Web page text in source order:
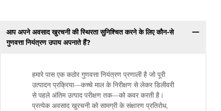
आप अपने अवसाद खुरचनी की स्थिरता सुनिश्चित करने के लिए कौन-से
गुणवत्ता नियंत्रण उपाय अपनाते हैं?
हमारे पास एक कठोर गुणवत्ता नियंत्रण प्रणाली है जो पूरी
उत्पादन प्रक्रिया—कच्चे माल के निरीक्षण से लेकर डिलीवरी
से पहले अंतिम उत्पाद परीक्षण तक—को कवर करती है।
प्रत्येक अवसाद खुरचनी को सामग्री के संक्षारण प्रतिरोध,